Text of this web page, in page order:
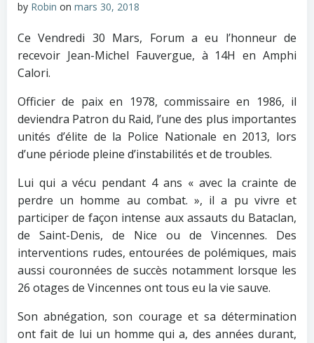
by Robin on mars 30, 2018
Ce Vendredi 30 Mars, Forum a eu l’honneur de
recevoir Jean-Michel Fauvergue, à 14H en Amphi
Calori.
Officier de paix en 1978, commissaire en 1986, il
deviendra Patron du Raid, l’une des plus importantes
unités d’élite de la Police Nationale en 2013, lors
d’une période pleine d’instabilités et de troubles.
Lui qui a vécu pendant 4 ans « avec la crainte de
perdre un homme au combat. », il a pu vivre et
participer de façon intense aux assauts du Bataclan,
de Saint-Denis, de Nice ou de Vincennes. Des
interventions rudes, entourées de polémiques, mais
aussi couronnées de succès notamment lorsque les
26 otages de Vincennes ont tous eu la vie sauve.
Son abnégation, son courage et sa détermination
ont fait de lui un homme qui a, des années durant,